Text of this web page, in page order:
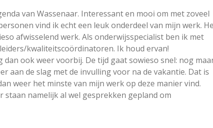
van Wassenaar. Interessant en mooi om met zoveel
vind ik echt een leuk onderdeel van mijn werk.
afwisselend werk. Als onderwijsspecialist ben ik met
kwaliteitscoördinatoren. Ik houd ervan!
ook weer voorbij. De tijd gaat sowieso snel: nog
aan de slag met de invulling voor na de vakantie. Dat is
weer het minste van mijn werk op deze manier vind.
namelijk al wel gesprekken gepland om